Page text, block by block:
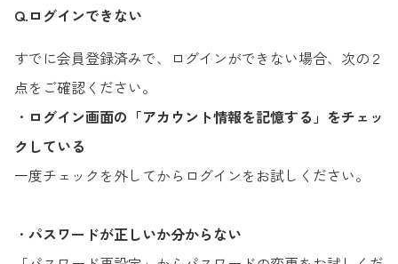
Q.ログインできない
すでに会員登録済みで、ログインができない場合、次の２
点をご確認ください。
・ ログイン画面の「アカウント情報を記憶する」をチェッ
クしている
一度チェックを外してからログインをお試しください。
・ パスワードが正しいか分からない